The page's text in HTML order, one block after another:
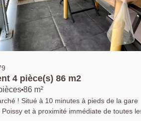
Appartement 4 pièce(s) 86 m2
86 m²
! Situé à 10 minutes à pieds de la gare
Poissy et à proximité immédiate de toutes